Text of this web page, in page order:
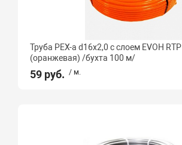
Труба PEX-a d16х2,0 с слоем EVOH RTP
(оранжевая) /бухта 100 м/
59 руб. / м.